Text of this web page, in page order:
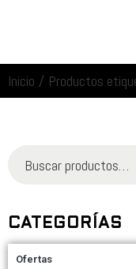
Inicio / Productos
CATEGORÍAS
Ofertas